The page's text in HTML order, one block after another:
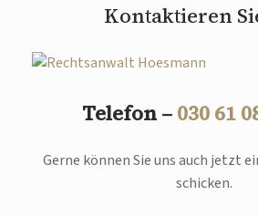
Kontaktieren
Telefon – 030 61
Gerne können Sie uns auch jetzt
schicken.